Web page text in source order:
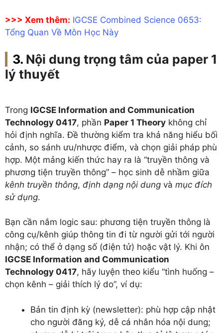
>>> Xem thêm: IGCSE Combined Science 0653:
Tổng Quan Về Môn Học Này
Nội dung trọng tâm của paper 1
lý thuyết
Trong IGCSE Information and Communication
Technology 0417, phần Paper 1 Theory không chỉ
hỏi định nghĩa. Đề thường kiểm tra khả năng hiểu bối
cảnh, so sánh ưu/nhược điểm, và chọn giải pháp phù
hợp. Một mảng kiến thức hay ra là “truyền thông và
phương tiện truyền thông” – học sinh dễ nhầm giữa
kênh truyền thông, định dạng nội dung và mục đích
sử dụng.
Bạn cần nắm logic sau: phương tiện truyền thông là
công cụ/kênh giúp thông tin đi từ người gửi tới người
nhận; có thể ở dạng số (điện tử) hoặc vật lý. Khi ôn
IGCSE Information and Communication
Technology 0417, hãy luyện theo kiểu “tình huống –
chọn kênh – giải thích lý do”, ví dụ:
Bản tin định kỳ (newsletter): phù hợp cập nhật
cho người đăng ký, dễ cá nhân hóa nội dung;